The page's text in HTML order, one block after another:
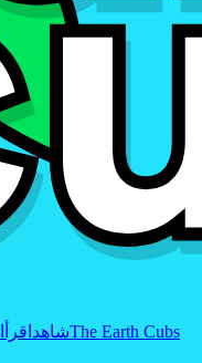
شاهد اقرأ
The Earth Cubs